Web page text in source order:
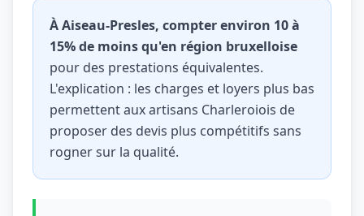
À Aiseau-Presles, compter environ 10 à
15% de moins qu'en région bruxelloise
pour des prestations équivalentes.
L'explication : les charges et loyers plus bas
permettent aux artisans Charleroiois de
proposer des devis plus compétitifs sans
rogner sur la qualité.